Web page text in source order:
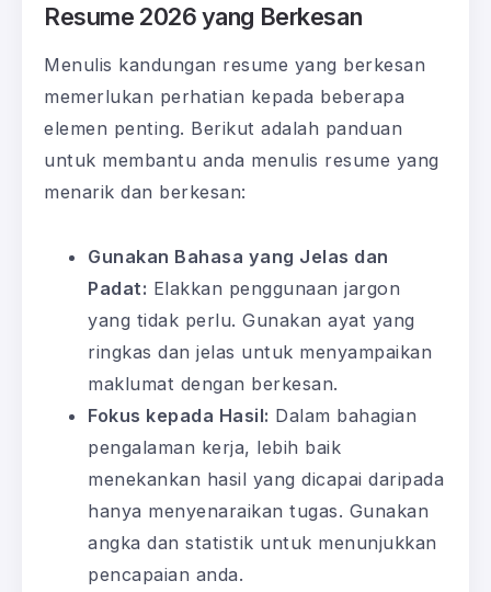
Resume 2026 yang Berkesan
Menulis kandungan resume yang berkesan
memerlukan perhatian kepada beberapa
elemen penting. Berikut adalah panduan
untuk membantu anda menulis resume yang
menarik dan berkesan:
Gunakan Bahasa yang Jelas dan
Padat: Elakkan penggunaan jargon
yang tidak perlu. Gunakan ayat yang
ringkas dan jelas untuk menyampaikan
maklumat dengan berkesan.
Fokus kepada Hasil: Dalam bahagian
pengalaman kerja, lebih baik
menekankan hasil yang dicapai daripada
hanya menyenaraikan tugas. Gunakan
angka dan statistik untuk menunjukkan
pencapaian anda.